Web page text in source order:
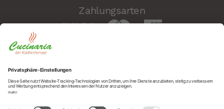
Zahlungsarten
Sicherheit